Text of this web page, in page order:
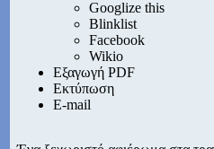
Googlize this
Blinklist
Facebook
Wikio
Εξαγωγή PDF
Εκτύπωση
E-mail